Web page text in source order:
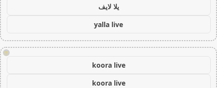
يلا لايف
yalla live
!
koora live
koora live